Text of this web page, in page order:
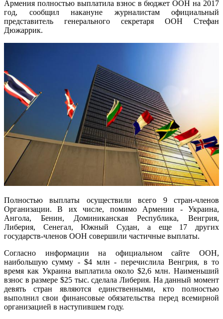
Армения полностью выплатила взнос в бюджет ООН на 2017
год, сообщил накануне журналистам официальный
представитель генерального секретаря ООН Стефан
Дюжаррик.
Полностью выплаты осуществили всего 9 стран-членов
Организации. В их числе, помимо Армении - Украина,
Ангола, Бенин, Доминиканская Республика, Венгрия,
Либерия, Сенегал, Южный Судан, а еще 17 других
государств-членов ООН совершили частичные выплаты.
Согласно информации на официальном сайте ООН,
наибольшую сумму - $4 млн - перечислила Венгрия, в то
время как Украина выплатила около $2,6 млн. Наименьший
взнос в размере $25 тыс. сделала Либерия. На данный момент
девять стран являются единственными, кто полностью
выполнил свои финансовые обязательства перед всемирной
организацией в наступившем году.